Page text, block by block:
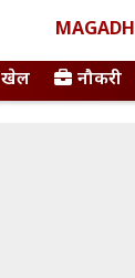
MAGADH
खेल नौकरी